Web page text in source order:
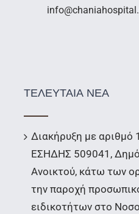
ΤΕΛΕΥΤΑΙΑ ΝΕΑ
Διακήρυξη με
ΕΣΗΔΗΣ 509041,
Ανοικτού, κάτω των
την παροχή
ειδικοτήτων στο